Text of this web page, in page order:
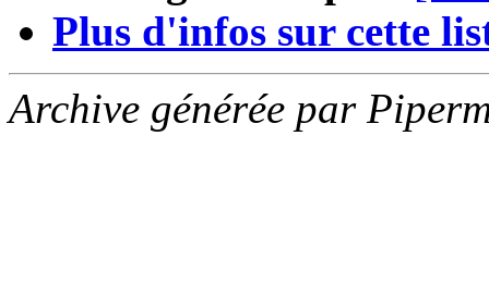
Plus d'infos sur cette
Archive générée par